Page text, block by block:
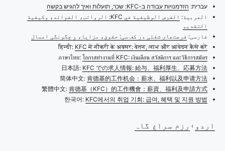
עברית: הזדמנויות עבודה ב-KFC: שכר, תועלות ואיך להגיש בקשה
العربية:
الفرص الوظيفية في KFC: الرواتب، الفوائد، وكيفية
التقديم
فارسی: فرصت‌های شغلی در کف سی: حقوق، مزایا، و چگونگی اعمال
हिन्दी: KFC में नौकरी के अवसर: वेतन, लाभ और आवेदन कैसे करें
ภาษาไทย: โอกาสทำงานที่ KFC: เงินเดือน สวัสดิการ และวิธีการสมัคร
日本語: KFC での求人情報: 給与、福利厚生、応募方法
简体中文: 肯德基的工作机会：薪水、福利以及申请方法
繁體中文: 肯德基（KFC）的工作機會：薪資、福利及申請方式
한국어: KFC에서의 취업 기회: 급여, 혜택 및 지원 방법
اردو › رزم سراغ گاہ